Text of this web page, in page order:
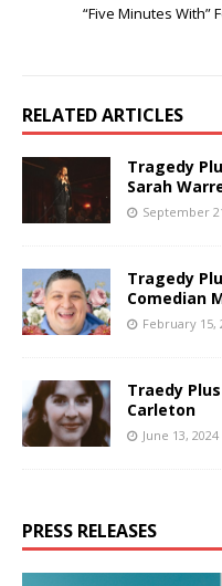
“Five Minutes With”
RELATED ARTICLES
Tragedy
Sarah
September
Tragedy
Comedian
February 15,
Traedy
Carleton
June 13, 2024
PRESS RELEASES